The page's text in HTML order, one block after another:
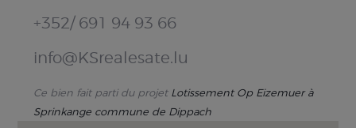
+352/ 691 94 93 66
info@KSrealesate.lu
Ce bien fait parti du projet Lotissement Op Eizemuer à
Sprinkange commune de Dippach